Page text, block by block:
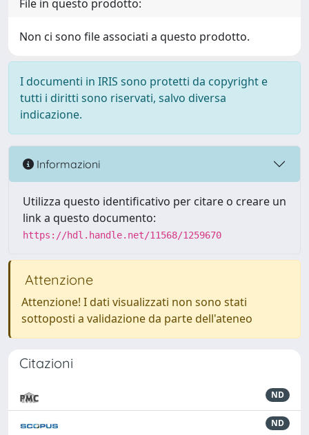
File in questo prodotto:
Non ci sono file associati a questo prodotto.
I documenti in IRIS sono protetti da copyright e
tutti i diritti sono riservati, salvo diversa
indicazione.
Informazioni
Utilizza questo identificativo per citare o creare un
link a questo documento:
https://hdl.handle.net/11568/1259670
Attenzione
Attenzione! I dati visualizzati non sono stati
sottoposti a validazione da parte dell'ateneo
Citazioni
ND
ND